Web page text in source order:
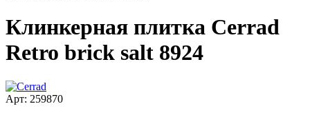
Клинкерная плитка Cerrad
Retro brick salt 8924
Арт: 259870